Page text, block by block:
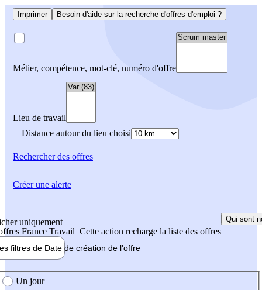
Imprimer Besoin d'aide sur la recherche d'offres d'emploi ?
Métier, compétence, mot-clé, numéro d'offre
Lieu de travail
Distance autour du lieu choisi
Rechercherdes offres
uniquement
France Travail Cette action recharge la liste des offres
Qui sont
filtres de Date de création de l'offre
création de l'offre
Un jour
Créer une alerte